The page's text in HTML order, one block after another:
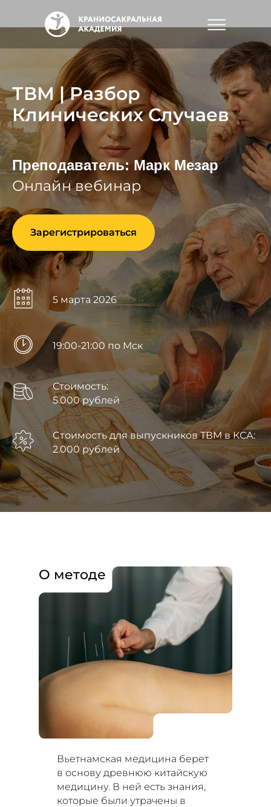
ТВМ | Разбор
Клинических Случаев
Преподаватель: Марк Мезар
Онлайн вебинар
Зарегистрироваться
5 марта 2026
19:00-21:00 по Мск
Стоимость:
5.000 рублей
Cтоимость для выпускников ТВМ в КСА:
2.000 рублей
О методе
Вьетнамская медицина берет
в основу древнюю китайскую
медицину. В ней есть знания,
которые были утрачены в